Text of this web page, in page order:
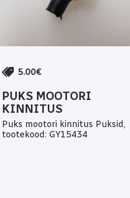
5.00€
PUKS MOOTORI
KINNITUS
Puks mootori kinnitus Puksid,
tootekood: GY15434